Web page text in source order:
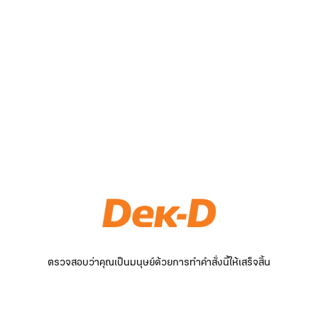
ตรวจสอบว่าคุณเป็นมนุษย์ด้วยการทำคำสั่งนี้ให้เสร็จสิ้น